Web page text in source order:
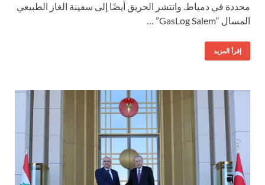
محددة في دمياط. وانتشر الحريق أيضًا إلى سفينة الغاز الطبيعي
المسال “GasLog Salem” …
إقرأ المزيد